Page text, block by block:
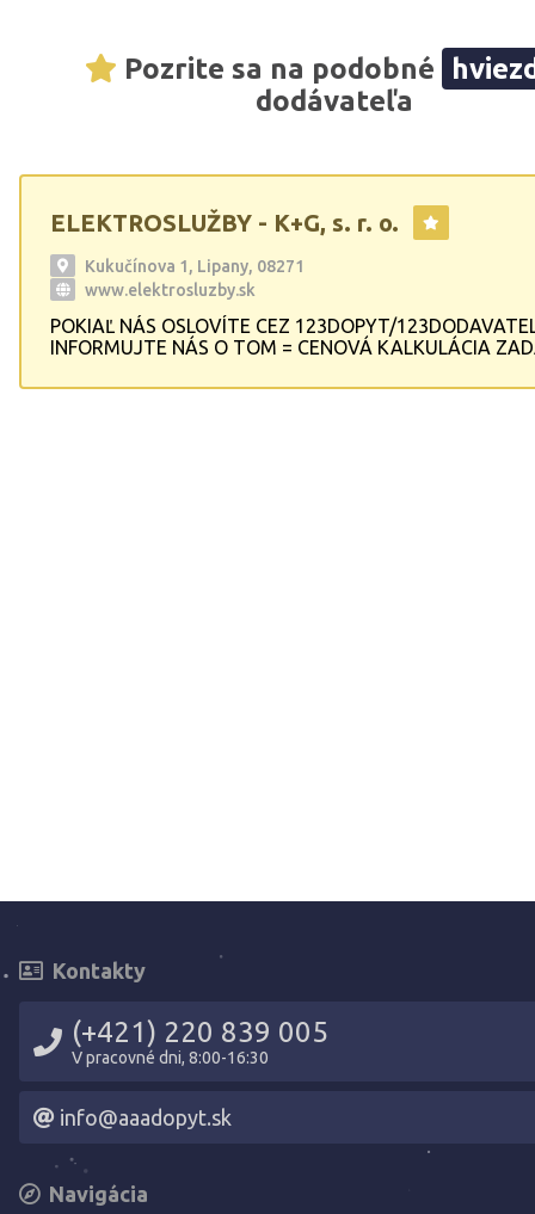
Pozrite sa na podobné
dodávateľa
ELEKTROSLUŽBY - K+G, s. r. o.
Kukučínova 1, Lipany, 08271
www.elektrosluzby.sk
POKIAĽ NÁS OSLOVÍTE CEZ 123DOPYT/
INFORMUJTE NÁS O TOM = CENOVÁ KALKULÁCIA
regulačný systém technického maxima MRK, analýza
Kontakty
(+421) 220 839 005
V pracovné dni, 8:00-16:30
info@aaadopyt.sk
Navigácia